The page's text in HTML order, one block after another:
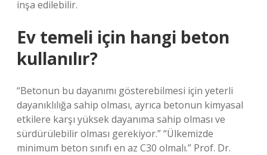
inşa edilebilir.
Ev temeli için hangi beton
kullanılır?
“Betonun bu dayanımı gösterebilmesi için yeterli
dayanıklılığa sahip olması, ayrıca betonun kimyasal
etkilere karşı yüksek dayanıma sahip olması ve
sürdürülebilir olması gerekiyor.” “Ülkemizde
minimum beton sınıfı en az C30 olmalı.” Prof. Dr.